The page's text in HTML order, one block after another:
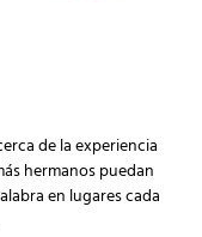
de la experiencia
hermanos puedan
en lugares cada